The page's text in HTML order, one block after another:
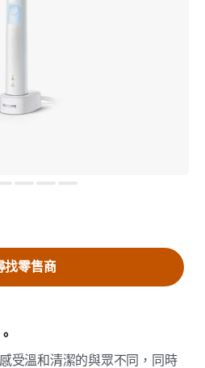
受溫和清潔的與眾不同，同時
找零售商